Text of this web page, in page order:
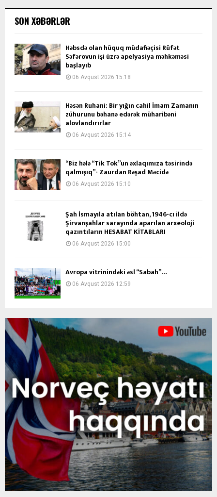
SON XƏBƏRLƏR
Həbsdə olan hüquq müdafiəçisi Rüfət
Səfərovun işi üzrə apelyasiya məhkəməsi
başlayıb
06 Avqust 2026 15:18
Həsən Ruhani: Bir yığın cahil İmam Zamanın
zühurunu bəhanə edərək müharibəni
alovlandırırlar
06 Avqust 2026 15:14
“Biz hələ “Tik Tok”un əxlaqımıza təsirində
qalmışıq”- Zaurdan Rəşad Məcidə
06 Avqust 2026 15:10
Şah İsmayıla atılan böhtan, 1946-cı ildə
Şirvanşahlar sarayında aparılan arxeoloji
qazıntıların HESABAT KİTABLARI
06 Avqust 2026 15:00
Avropa vitrinindəki əsl “Sabah”…
06 Avqust 2026 12:59